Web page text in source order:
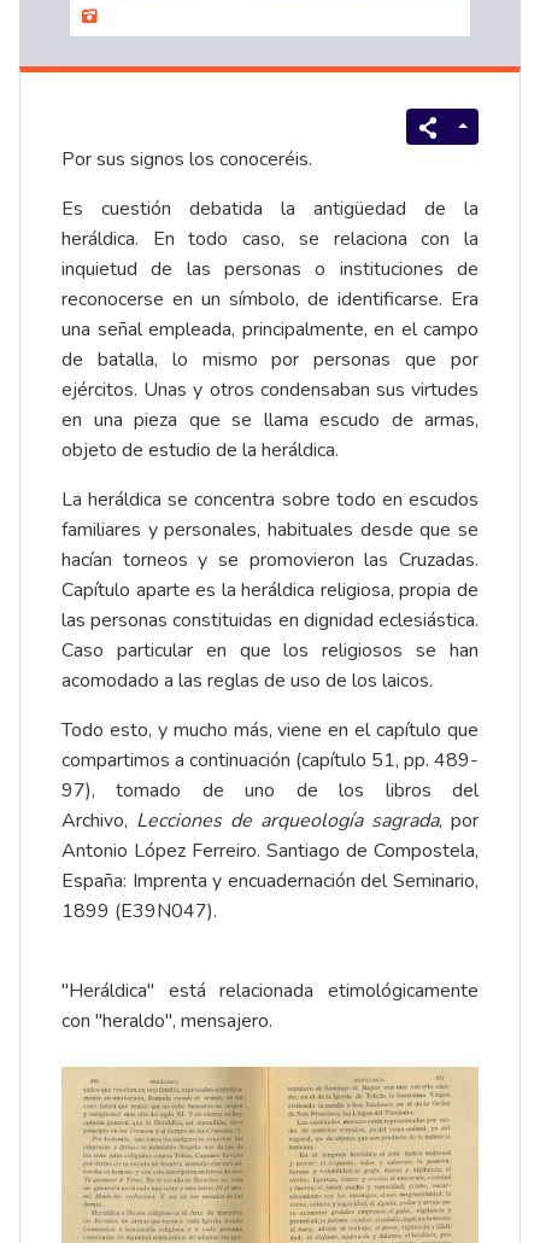
Por sus signos los conoceréis.
Es cuestión debatida la antigüedad de la
heráldica. En todo caso, se relaciona con la
inquietud de las personas o instituciones de
reconocerse en un símbolo, de identificarse. Era
una señal empleada, principalmente, en el campo
de batalla, lo mismo por personas que por
ejércitos. Unas y otros condensaban sus virtudes
en una pieza que se llama escudo de armas,
objeto de estudio de la heráldica.
La heráldica se concentra sobre todo en escudos
familiares y personales, habituales desde que se
hacían torneos y se promovieron las Cruzadas.
Capítulo aparte es la heráldica religiosa, propia de
las personas constituidas en dignidad eclesiástica.
Caso particular en que los religiosos se han
acomodado a las reglas de uso de los laicos.
Todo esto, y mucho más, viene en el capítulo que
compartimos a continuación (capítulo 51, pp. 489-
97), tomado de uno de los libros del
Archivo, Lecciones de arqueología sagrada, por
Antonio López Ferreiro. Santiago de Compostela,
España: Imprenta y encuadernación del Seminario,
1899 (E39N047).
"Heráldica" está relacionada etimológicamente
con "heraldo", mensajero.